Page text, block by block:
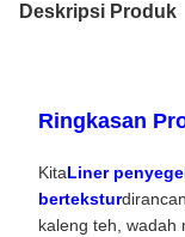
Deskripsi Produk
Ringkasan
KitaLiner
bertekstur
kaleng teh, wadah